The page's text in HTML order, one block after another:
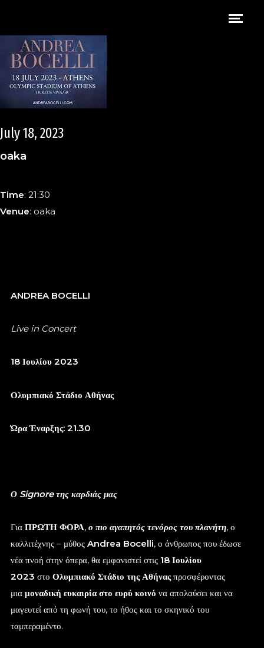
July 18, 2023
oaka
Time: 21:30
Venue: oaka
ANDREA BOCELLI
Live in Concert
18 Ιουλίου 2023
Ολυμπιακό Στάδιο Αθήνας
Ώρα Έναρξης: 21.30
Ο Signore της καρδιάς μας
Για ΠΡΩΤΗ ΦΟΡΑ, ο πιο αγαπητός τενόρος του πλανήτη, ο
καλλιτέχνης – μύθος Andrea Bocelli, ο άνθρωπος που έδωσε
νέα πνοή στην όπερα, θα εμφανιστεί στις 18 Ιουλίου
2023 στο Ολυμπιακό Στάδιο της Αθήναςπροσφέροντας
μια μοναδική ευκαιρία στο ευρύ κοινό να απολαύσει και να
μαγευτεί από τη φωνή του, το ήθος και το σκηνικό του
ταμπεραμέντο.